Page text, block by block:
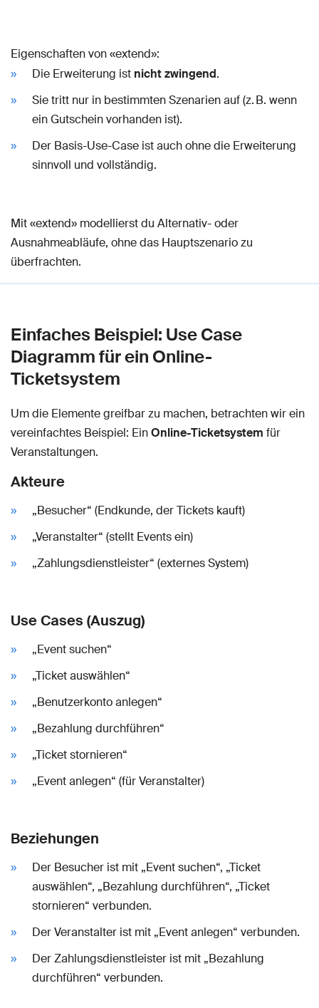
Eigenschaften von «extend»:
Die Erweiterung ist nicht zwingend.
Sie tritt nur in bestimmten Szenarien auf (z. B. wenn
ein Gutschein vorhanden ist).
Der Basis-Use-Case ist auch ohne die Erweiterung
sinnvoll und vollständig.
Mit «extend» modellierst du Alternativ- oder
Ausnahmeabläufe, ohne das Hauptszenario zu
überfrachten.
Einfaches Beispiel: Use Case
Diagramm für ein Online-
Ticketsystem
Um die Elemente greifbar zu machen, betrachten wir ein
vereinfachtes Beispiel: EinOnline-Ticketsystem für
Veranstaltungen.
Akteure
„Besucher“ (Endkunde, der Tickets kauft)
„Veranstalter“ (stellt Events ein)
„Zahlungsdienstleister“ (externes System)
Use Cases (Auszug)
„Event suchen“
„Ticket auswählen“
„Benutzerkonto anlegen“
„Bezahlung durchführen“
„Ticket stornieren“
„Event anlegen“ (für Veranstalter)
Beziehungen
Der Besucher ist mit „Event suchen“, „Ticket
auswählen“, „Bezahlung durchführen“, „Ticket
stornieren“ verbunden.
Der Veranstalter ist mit „Event anlegen“ verbunden.
Der Zahlungsdienstleister ist mit „Bezahlung
durchführen“ verbunden.